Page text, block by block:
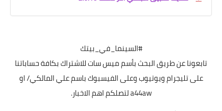
#السينما_في_بيتك
تابعونا عن طريق البحث بأسم ميس سات للاشتراك بكافة حساباتنا
على تليجرام ويوتيوب وعلى الفيسبوك باسم علي المالكي/ او
a44aw لتصلكم اهم الاخبار.